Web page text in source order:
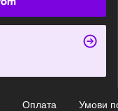
Оплата Умови